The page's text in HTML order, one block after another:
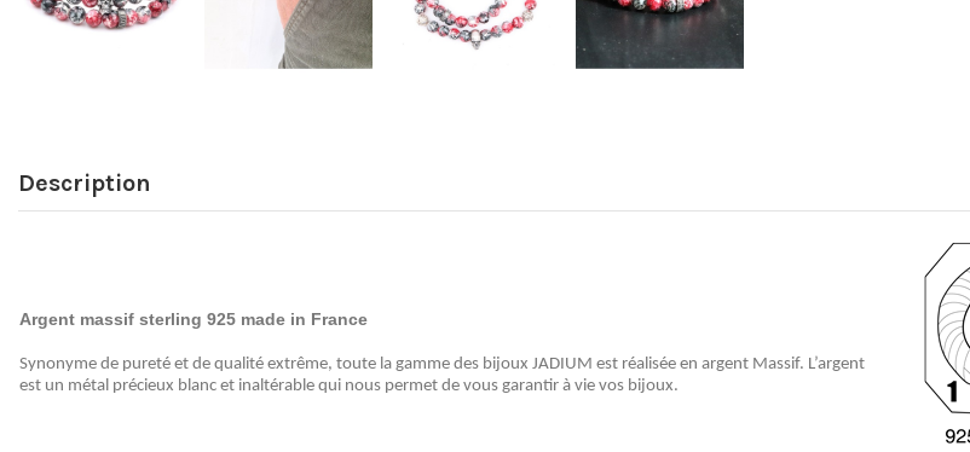
Description
Argent massif sterling 925 made in France
Synonyme de pureté et de qualité extrême, toute la gamme des bijoux JADIUM est réalisée en argent Massif. L’argent
est un métal précieux blanc et inaltérable qui nous permet de vous garantir à vie vos bijoux.